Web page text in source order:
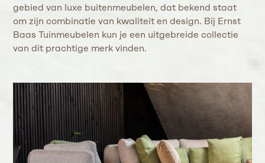
gebied van luxe buitenmeubelen, dat bekend staat
om zijn combinatie van kwaliteit en design. Bij Ernst
Baas Tuinmeubelen kun je een uitgebreide collectie
van dit prachtige merk vinden.